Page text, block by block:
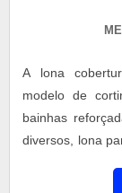
A lona
modelo de
bainhas
diversos, lona
coberturas